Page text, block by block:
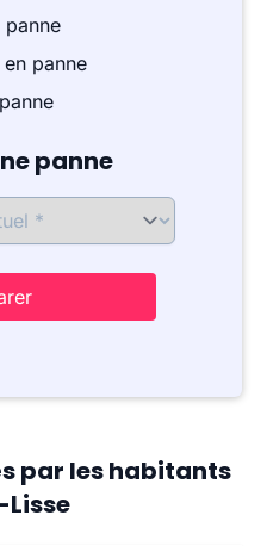
panne
panne
panne
par les habitants